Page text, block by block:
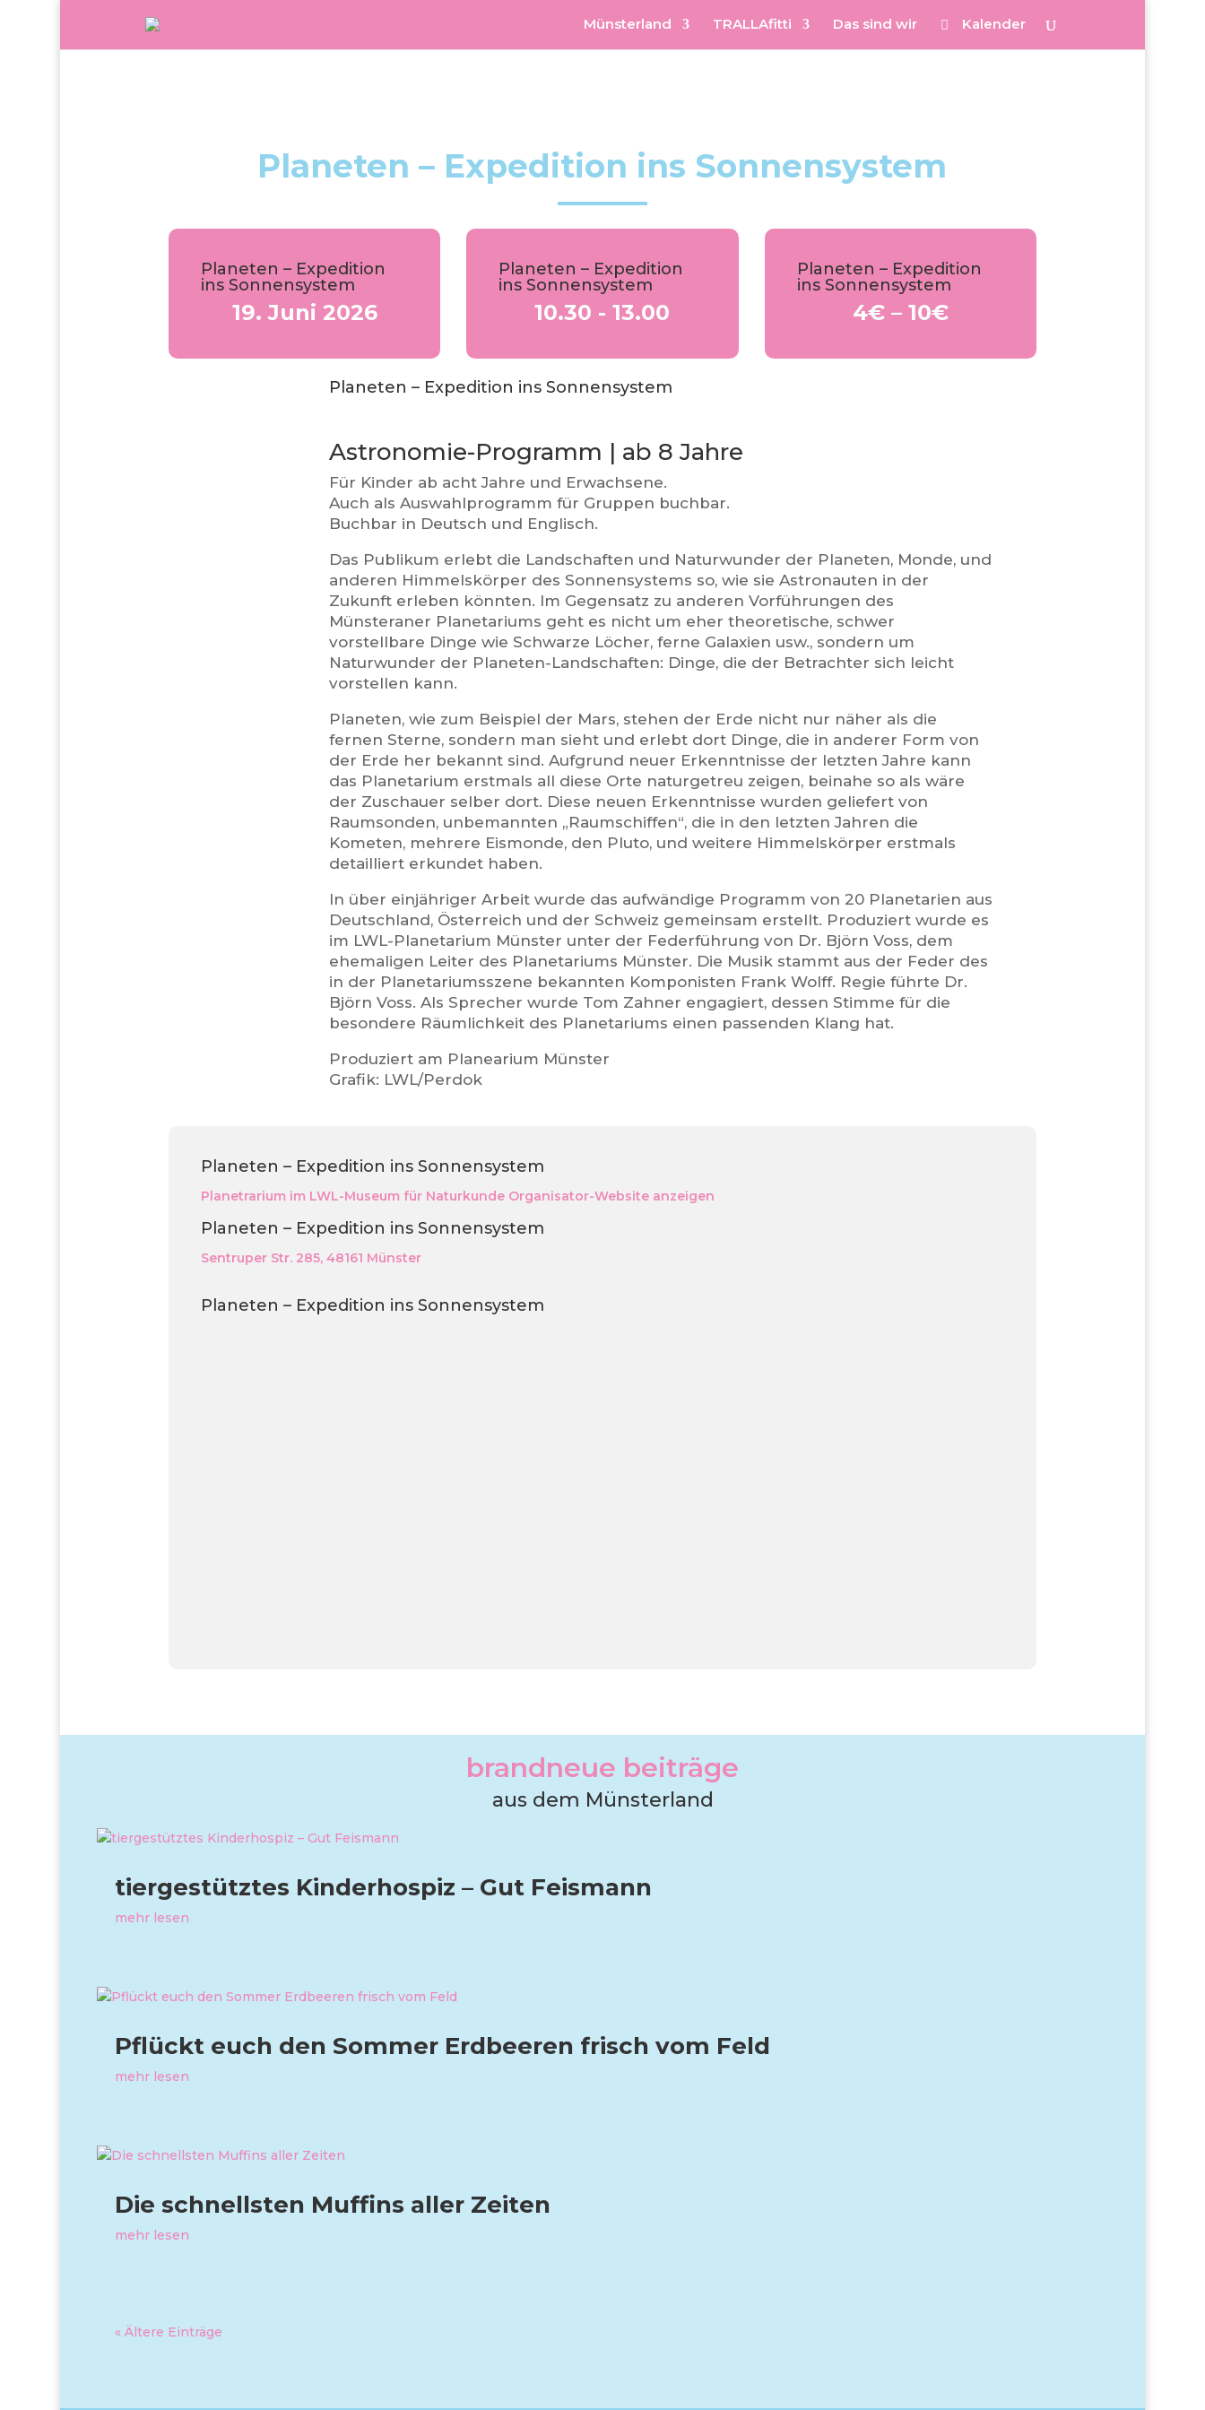
Münsterland TRALLAfitti Das sind wir Kalender
Planeten – Expedition ins Sonnensystem
Planeten – Expedition
ins Sonnensystem
19. Juni 2026
Planeten – Expedition
ins Sonnensystem
10.30 - 13.00
Planeten – Expedition
ins Sonnensystem
4€ – 10€
Planeten – Expedition ins Sonnensystem
Astronomie-Programm | ab 8 Jahre
Für Kinder ab acht Jahre und Erwachsene.
Auch als Auswahlprogramm für Gruppen buchbar.
Buchbar in Deutsch und Englisch.
Das Publikum erlebt die Landschaften und Naturwunder der Planeten, Monde, und
anderen Himmelskörper des Sonnensystems so, wie sie Astronauten in der
Zukunft erleben könnten. Im Gegensatz zu anderen Vorführungen des
Münsteraner Planetariums geht es nicht um eher theoretische, schwer
vorstellbare Dinge wie Schwarze Löcher, ferne Galaxien usw., sondern um
Naturwunder der Planeten-Landschaften: Dinge, die der Betrachter sich leicht
vorstellen kann.
Planeten, wie zum Beispiel der Mars, stehen der Erde nicht nur näher als die
fernen Sterne, sondern man sieht und erlebt dort Dinge, die in anderer Form von
der Erde her bekannt sind. Aufgrund neuer Erkenntnisse der letzten Jahre kann
das Planetarium erstmals all diese Orte naturgetreu zeigen, beinahe so als wäre
der Zuschauer selber dort. Diese neuen Erkenntnisse wurden geliefert von
Raumsonden, unbemannten „Raumschiffen“, die in den letzten Jahren die
Kometen, mehrere Eismonde, den Pluto, und weitere Himmelskörper erstmals
detailliert erkundet haben.
In über einjähriger Arbeit wurde das aufwändige Programm von 20 Planetarien aus
Deutschland, Österreich und der Schweiz gemeinsam erstellt. Produziert wurde es
im LWL-Planetarium Münster unter der Federführung von Dr. Björn Voss, dem
ehemaligen Leiter des Planetariums Münster. Die Musik stammt aus der Feder des
in der Planetariumsszene bekannten Komponisten Frank Wolff. Regie führte Dr.
Björn Voss. Als Sprecher wurde Tom Zahner engagiert, dessen Stimme für die
besondere Räumlichkeit des Planetariums einen passenden Klang hat.
Produziert am Planearium Münster
Grafik: LWL/Perdok
Planeten – Expedition ins Sonnensystem
Planetrarium im LWL-Museum für Naturkunde Organisator-Website anzeigen
Planeten – Expedition ins Sonnensystem
Sentruper Str. 285, 48161 Münster
Planeten – Expedition ins Sonnensystem
brandneue beiträge
aus dem Münsterland
tiergestütztes Kinderhospiz – Gut Feismann
mehr lesen
Pflückt euch den Sommer Erdbeeren frisch vom Feld
mehr lesen
Die schnellsten Muffins aller Zeiten
mehr lesen
« Ältere Einträge